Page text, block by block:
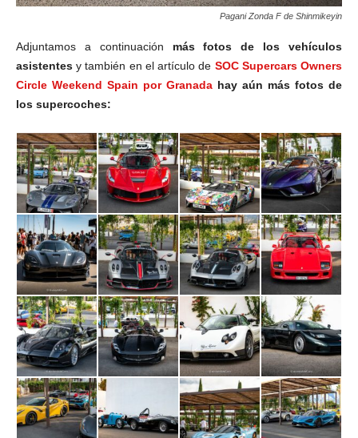
Pagani Zonda F de Shinmikeyin
Adjuntamos a continuación más fotos de los vehículos
asistentes y también en el artículo de SOC Supercars Owners
Circle Weekend Spain por Granada hay aún más fotos de
los supercoches: